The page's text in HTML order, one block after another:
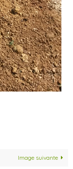
Image suivante